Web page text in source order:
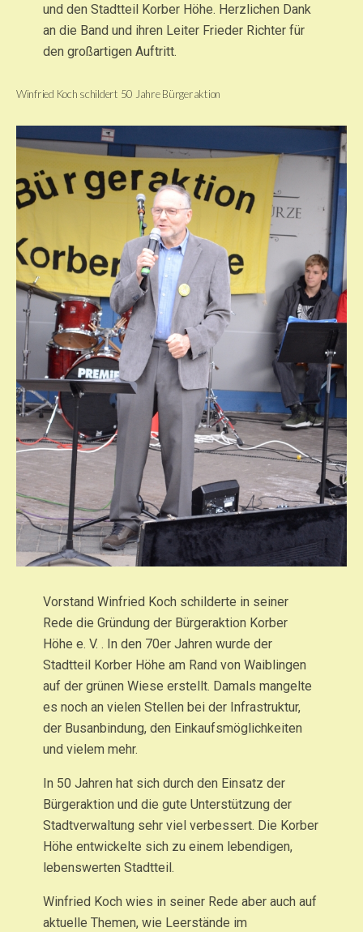
und den Stadtteil Korber Höhe. Herzlichen Dank
an die Band und ihren Leiter Frieder Richter für
den großartigen Auftritt.
Winfried Koch schildert 50 Jahre Bürgeraktion
Vorstand Winfried Koch schilderte in seiner
Rede die Gründung der Bürgeraktion Korber
Höhe e. V. . In den 70er Jahren wurde der
Stadtteil Korber Höhe am Rand von Waiblingen
auf der grünen Wiese erstellt. Damals mangelte
es noch an vielen Stellen bei der Infrastruktur,
der Busanbindung, den Einkaufsmöglichkeiten
und vielem mehr.
In 50 Jahren hat sich durch den Einsatz der
Bürgeraktion und die gute Unterstützung der
Stadtverwaltung sehr viel verbessert. Die Korber
Höhe entwickelte sich zu einem lebendigen,
lebenswerten Stadtteil.
Winfried Koch wies in seiner Rede aber auch auf
aktuelle Themen, wie Leerstände im